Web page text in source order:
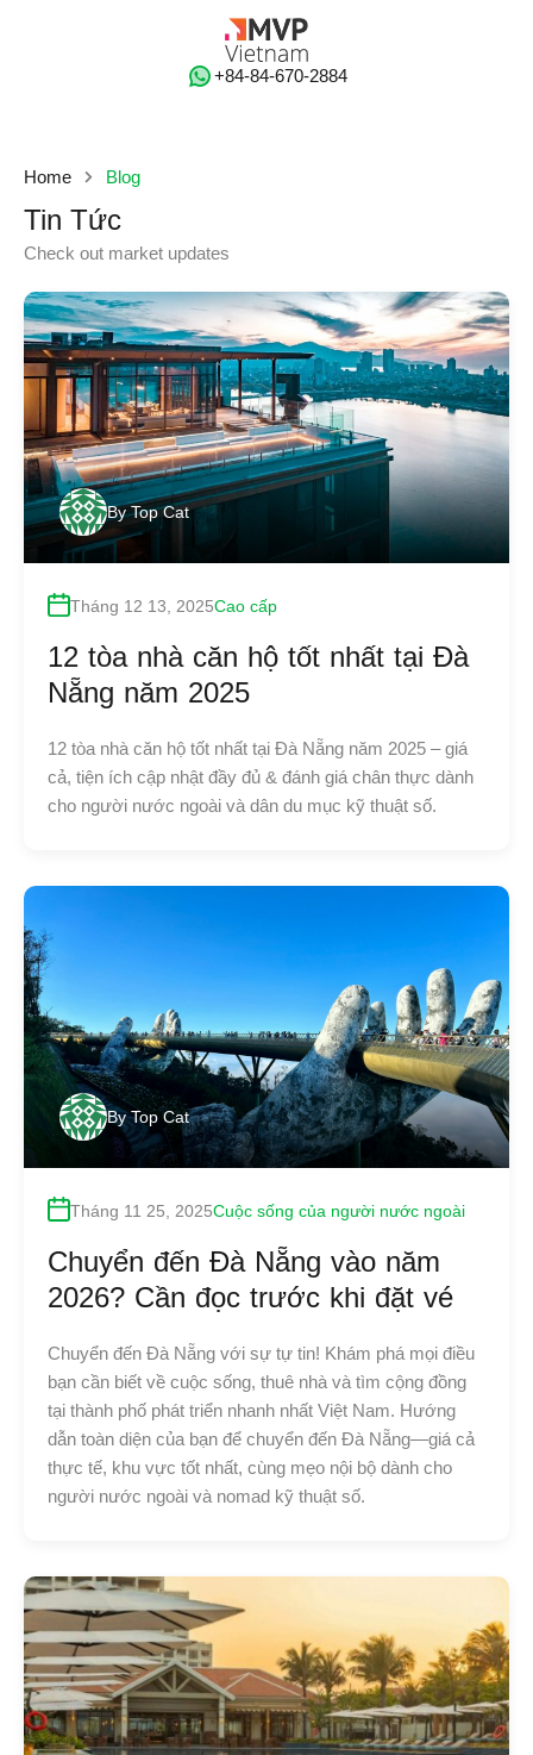
‭+84-84-670-2884‬
Home Blog
Tin Tức
Check out market updates
By Top Cat
Tháng 12 13, 2025Cao cấp
12 tòa nhà căn hộ tốt nhất tại Đà
Nẵng năm 2025
12 tòa nhà căn hộ tốt nhất tại Đà Nẵng năm 2025 – giá
cả, tiện ích cập nhật đầy đủ & đánh giá chân thực dành
cho người nước ngoài và dân du mục kỹ thuật số.
By Top Cat
Tháng 11 25, 2025Cuộc sống của người nước ngoài
Chuyển đến Đà Nẵng vào năm
2026? Cần đọc trước khi đặt vé
Chuyển đến Đà Nẵng với sự tự tin! Khám phá mọi điều
bạn cần biết về cuộc sống, thuê nhà và tìm cộng đồng
tại thành phố phát triển nhanh nhất Việt Nam. Hướng
dẫn toàn diện của bạn để chuyển đến Đà Nẵng—giá cả
thực tế, khu vực tốt nhất, cùng mẹo nội bộ dành cho
người nước ngoài và nomad kỹ thuật số.